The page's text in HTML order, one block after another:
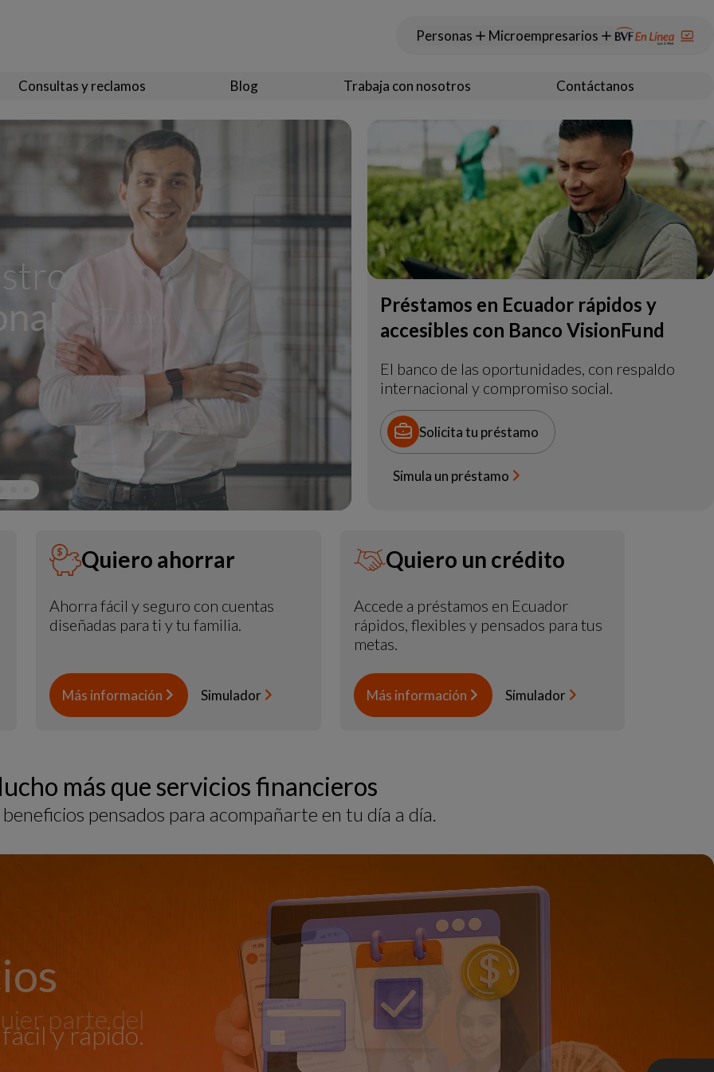
Personas Microempresarios
Consultas y reclamos Blog Trabaja con nosotros Contáctanos
Préstamos en Ecuador rápidos y
accesibles con Banco VisionFund
El banco de las oportunidades, con respaldo
internacional y compromiso social.
Solicita tu préstamo
Simula un préstamo
Quiero ahorrar
Ahorra fácil y seguro con cuentas
diseñadas para ti y tu familia.
Más información Simulador
Quiero un crédito
Accede a préstamos en Ecuador
rápidos, flexibles y pensados para tus
metas.
Más información Simulador
más que servicios financieros
pensados para acompañarte en tu día a día.
para ti y tu
parte del
y rápido.